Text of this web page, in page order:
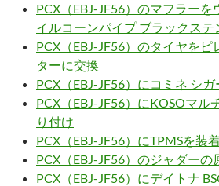
PCX（EBJ-JF56）のマフラーを
イルコーンパイプ ブラックステ
PCX（EBJ-JF56）のタイヤを
ターに交換
PCX（EBJ-JF56）にコミネ シ
PCX（EBJ-JF56）にKOSOマル
り付け
PCX（EBJ-JF56）にTPMSを装
PCX（EBJ-JF56）のジャダーの
PCX（EBJ-JF56）にデイトナ